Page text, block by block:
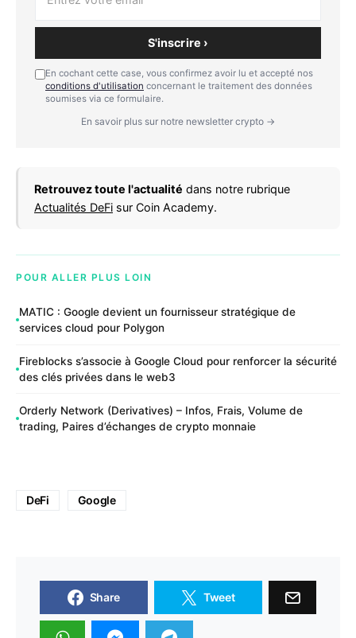
S'inscrire ›
En cochant cette case, vous confirmez avoir lu et accepté nos
conditions d'utilisation concernant le traitement des données
soumises via ce formulaire.
En savoir plus sur notre newsletter crypto →
Retrouvez toute l'actualité dans notre rubrique
Actualités DeFi sur Coin Academy.
POUR ALLER PLUS LOIN
MATIC : Google devient un fournisseur stratégique de
services cloud pour Polygon
Fireblocks s’associe à Google Cloud pour renforcer la sécurité
des clés privées dans le web3
Orderly Network (Derivatives) – Infos, Frais, Volume de
trading, Paires d’échanges de crypto monnaie
DeFi Google
Share Tweet